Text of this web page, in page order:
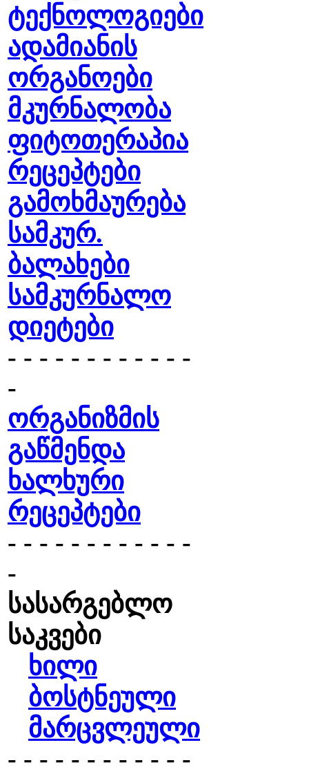
ტექნოლოგიები
ადამიანის
ორგანოები
მკურნალობა
ფიტოთერაპია
რეცეპტები
გამოხმაურება
სამკურ.
ბალახები
სამკურნალო
დიეტები
- - - - - - - - - - - -
-
ორგანიზმის
გაწმენდა
ხალხური
რეცეპტები
- - - - - - - - - - - -
-
სასარგებლო
საკვები
ხილი
ბოსტნეული
მარცვლეული
- - - - - - - - - - - -